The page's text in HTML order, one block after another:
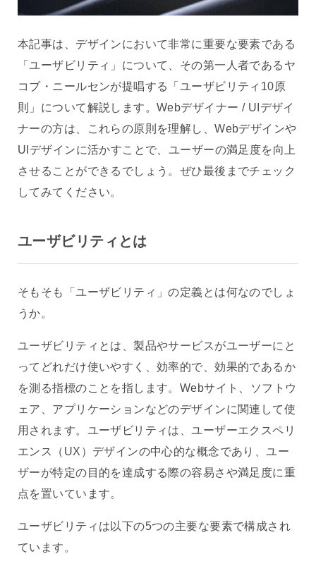
本記事は、デザインにおいて非常に重要な要素である
「ユーザビリティ」について、その第一人者であるヤ
コブ・ニールセンが提唱する「ユーザビリティ10原
則」について解説します。Webデザイナー / UIデザイ
ナーの方は、これらの原則を理解し、Webデザインや
UIデザインに活かすことで、ユーザーの満足度を向上
させることができるでしょう。ぜひ最後までチェック
してみてください。
ユーザビリティとは
そもそも「ユーザビリティ」の定義とは何なのでしょ
うか。
ユーザビリティとは、製品やサービスがユーザーにと
ってどれだけ使いやすく、効率的で、効果的であるか
を測る指標のことを指します。Webサイト、ソフトウ
ェア、アプリケーションなどのデザインに関連して使
用されます。ユーザビリティは、ユーザーエクスペリ
エンス（UX）デザインの中心的な概念であり、ユー
ザーが特定の目的を達成する際の容易さや満足度に重
点を置いています。
ユーザビリティは以下の5つの主要な要素で構成され
ています。